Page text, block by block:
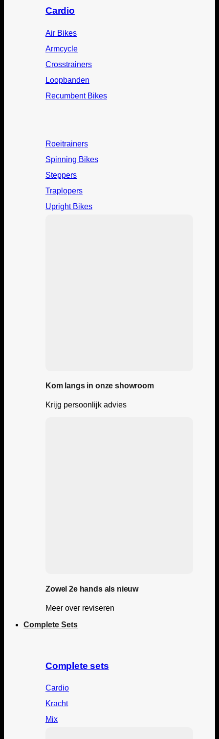
Cardio
Air Bikes
Armcycle
Crosstrainers
Loopbanden
Recumbent Bikes
Roeitrainers
Spinning Bikes
Steppers
Traplopers
Upright Bikes
Kom langs in onze showroom
Krijg persoonlijk advies
Zowel 2e hands als nieuw
Meer over reviseren
Complete Sets
Complete sets
Cardio
Kracht
Mix